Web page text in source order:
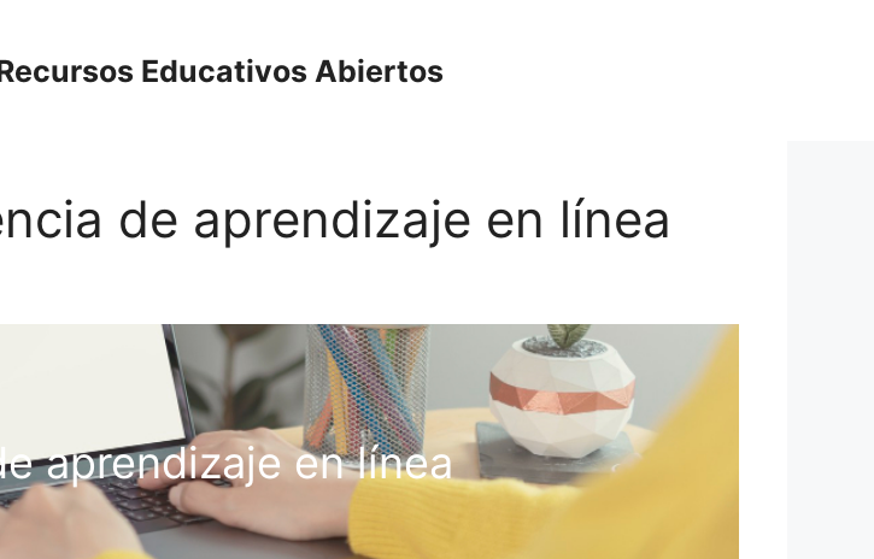
Educativos Abiertos
de aprendizaje en línea
aprendizaje en línea